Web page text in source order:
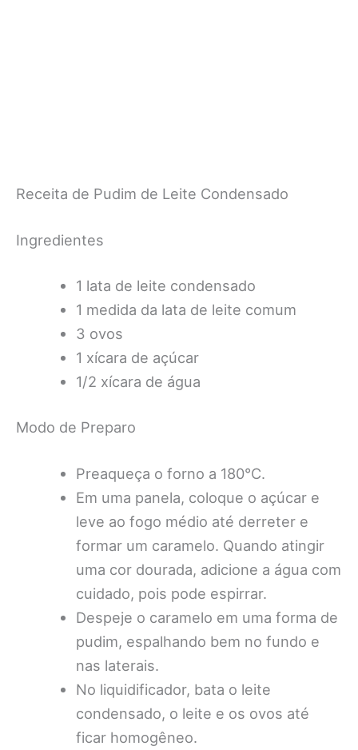
Receita de Pudim de Leite Condensado
Ingredientes
1 lata de leite condensado
1 medida da lata de leite comum
3 ovos
1 xícara de açúcar
1/2 xícara de água
Modo de Preparo
Preaqueça o forno a 180°C.
Em uma panela, coloque o açúcar e
leve ao fogo médio até derreter e
formar um caramelo. Quando atingir
uma cor dourada, adicione a água com
cuidado, pois pode espirrar.
Despeje o caramelo em uma forma de
pudim, espalhando bem no fundo e
nas laterais.
No liquidificador, bata o leite
condensado, o leite e os ovos até
ficar homogêneo.